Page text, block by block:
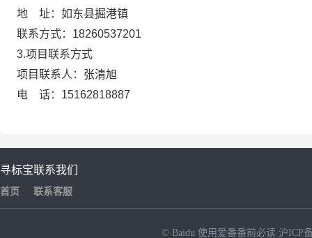
地 址：如东县掘港镇
联系方式： 18260537201
3.项目联系方式
项目联系人：张清旭
电 话： 15162818887
寻标宝
首页
联系我们
联系客服
© Baidu 使用爱番番前必读 沪ICP